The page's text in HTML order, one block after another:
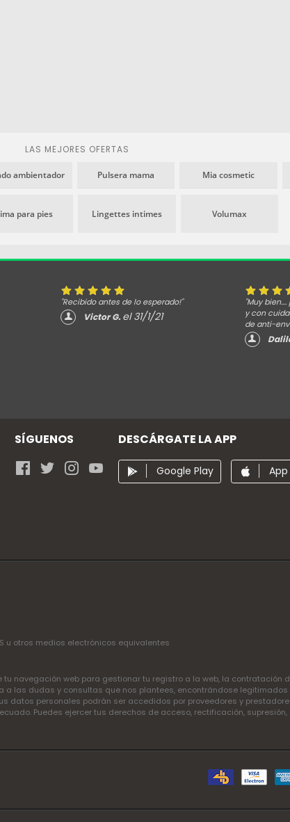
LAS MEJORES OFERTAS
ambientador Pulsera mama Mia cosmetic
para pies Lingettes intimes Volumax
"Recibido antes de lo esperado!"
Victor G. el 31/1/21
"Muy
y con
de anti-
SÍGUENOS DESCÁRGATE LA APP
Google Play
u otros medios electrónicos equivalentes
navegación web para gestionar tu registro a la web, la contratación
las dudas y consultas que nos plantees, encontrándose
datos personales podrán ser accedidos por proveedores y
Puedes ejercer tus derechos de acceso, rectificación,